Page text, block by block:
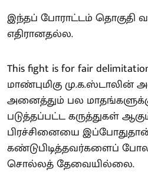
இந்தப் போராட்டம் தொகுதி
எதிரானதல்ல.
This fight is for fair
மாண்புமிகு
அனைத்தும் பல
படுத்தப்பட்ட கருத்துகள்
பிரச்சினையை
கண்டுபிடித்தவர்களைப் போல
சொல்லத் தேவையில்லை.